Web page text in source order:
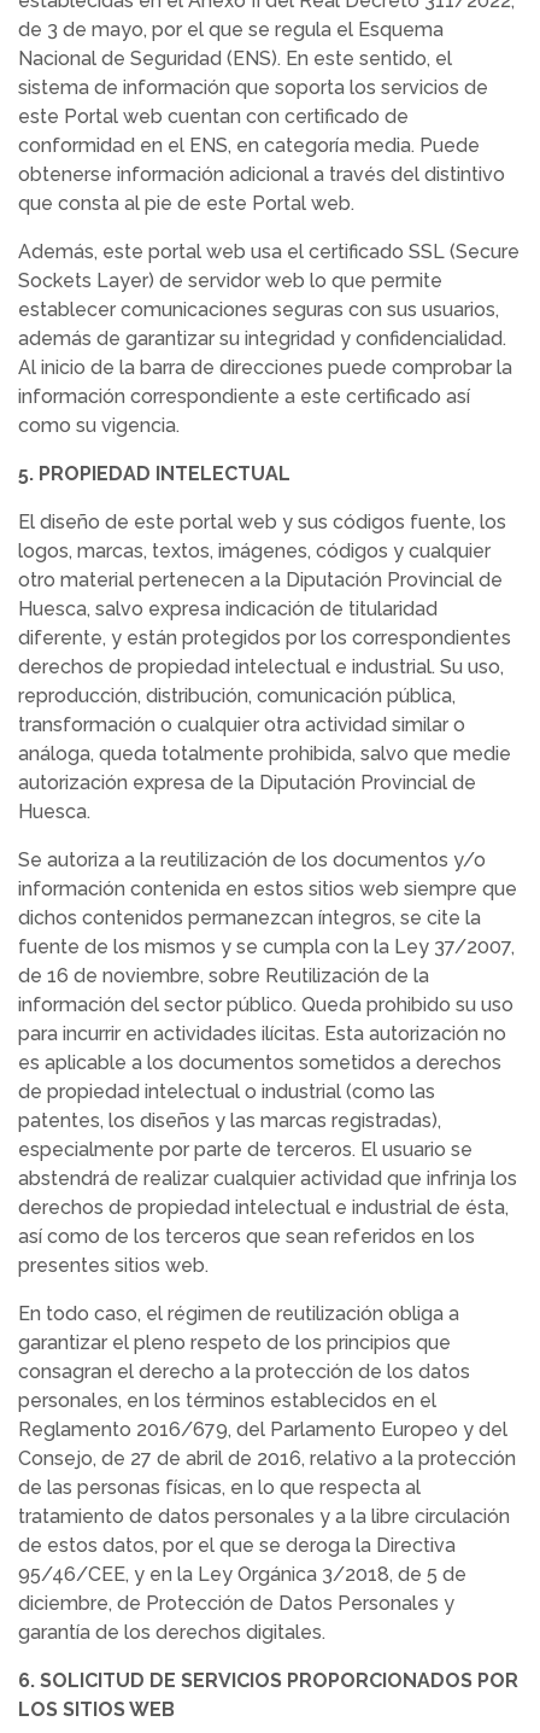
de 3 de mayo, por el que se regula el Esquema
Nacional de Seguridad (ENS). En este sentido, el
sistema de información que soporta los servicios de
este Portal web cuentan con certificado de
conformidad en el ENS, en categoría media. Puede
obtenerse información adicional a través del distintivo
que consta al pie de este Portal web.
Además, este portal web usa el certificado SSL (Secure
Sockets Layer) de servidor web lo que permite
establecer comunicaciones seguras con sus usuarios,
además de garantizar su integridad y confidencialidad.
Al inicio de la barra de direcciones puede comprobar la
información correspondiente a este certificado así
como su vigencia.
5. PROPIEDAD INTELECTUAL
El diseño de este portal web y sus códigos fuente, los
logos, marcas, textos, imágenes, códigos y cualquier
otro material pertenecen a la Diputación Provincial de
Huesca, salvo expresa indicación de titularidad
diferente, y están protegidos por los correspondientes
derechos de propiedad intelectual e industrial. Su uso,
reproducción, distribución, comunicación pública,
transformación o cualquier otra actividad similar o
análoga, queda totalmente prohibida, salvo que medie
autorización expresa de la Diputación Provincial de
Huesca.
Se autoriza a la reutilización de los documentos y/o
información contenida en estos sitios web siempre que
dichos contenidos permanezcan íntegros, se cite la
fuente de los mismos y se cumpla con la Ley 37/2007,
de 16 de noviembre, sobre Reutilización de la
información del sector público. Queda prohibido su uso
para incurrir en actividades ilícitas. Esta autorización no
es aplicable a los documentos sometidos a derechos
de propiedad intelectual o industrial (como las
patentes, los diseños y las marcas registradas),
especialmente por parte de terceros. El usuario se
abstendrá de realizar cualquier actividad que infrinja los
derechos de propiedad intelectual e industrial de ésta,
así como de los terceros que sean referidos en los
presentes sitios web.
En todo caso, el régimen de reutilización obliga a
garantizar el pleno respeto de los principios que
consagran el derecho a la protección de los datos
personales, en los términos establecidos en el
Reglamento 2016/679, del Parlamento Europeo y del
Consejo, de 27 de abril de 2016, relativo a la protección
de las personas físicas, en lo que respecta al
tratamiento de datos personales y a la libre circulación
de estos datos, por el que se deroga la Directiva
95/46/CEE, y en la Ley Orgánica 3/2018, de 5 de
diciembre, de Protección de Datos Personales y
garantía de los derechos digitales.
6. SOLICITUD DE SERVICIOS PROPORCIONADOS POR
LOS SITIOS WEB